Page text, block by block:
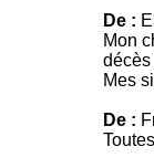
De :
Mon
décès
Mes
De :